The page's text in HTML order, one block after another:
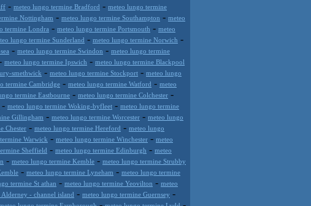
- meteo lungo termine Bradford - meteo lungo termine
Nottingham - meteo lungo termine Southampton - meteo
termine Londra - meteo lungo termine Portsmouth - meteo
lungo termine Sunderland - meteo lungo termine Norwich -
- meteo lungo termine Swindon - meteo lungo termine
meteo lungo termine Ipswich - meteo lungo termine Blackpool
smethwick - meteo lungo termine Stockport - meteo lungo
termine Cambridge - meteo lungo termine Watford - meteo
termine Eastbourne - meteo lungo termine Colchester -
- meteo lungo termine Woking-byfleet - meteo lungo termine
Gillingham - meteo lungo termine Worcester - meteo lungo
Chester - meteo lungo termine Hereford - meteo lungo
Warwick - meteo lungo termine Winchester - meteo
Sheffield - meteo lungo termine Edinburgh - meteo
- meteo lungo termine Kemble - meteo lungo termine Strubby
- meteo lungo termine Lyneham - meteo lungo termine
termine St athan - meteo lungo termine Yeovilton - meteo
- channel island - meteo lungo termine Guernsey -